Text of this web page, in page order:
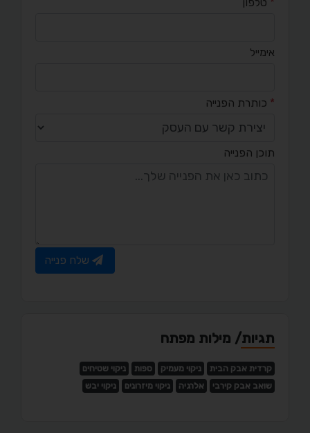
אימייל
* כותרת הפנייה
תוכן הפנייה
שלח פנייה
תגיות/ מילות מפתח
קרדית אבק הבית ניקוי מעמיק ספות
ניקוי שטיחים
שואב אבק קירבי
אלרגיה ניקוי מיזרונים ניקוי יבש